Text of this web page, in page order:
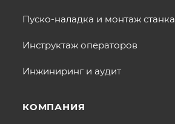
Пуско-наладка и монтаж станка
Инструктаж операторов
Инжиниринг и аудит
КОМПАНИЯ